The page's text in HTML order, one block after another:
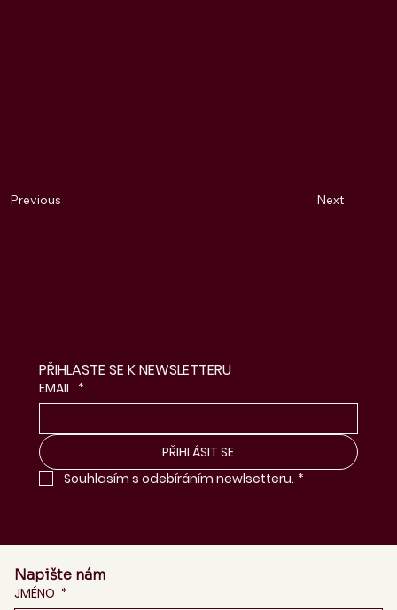
Previous Next
PŘIHLASTE SE K NEWSLETTERU
EMAIL *
PŘIHLÁSIT SE
Souhlasím s odebíráním newlsetteru. *
Napište nám
JMÉNO *